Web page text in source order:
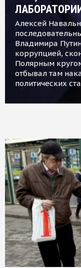
ЛАБОРАТОРИИ
Алексей
Владимира
коррупцией,
Полярным
отбывал там
политических